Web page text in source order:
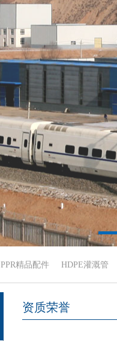
PPR精品配件 HDPE灌溉管
资质荣誉